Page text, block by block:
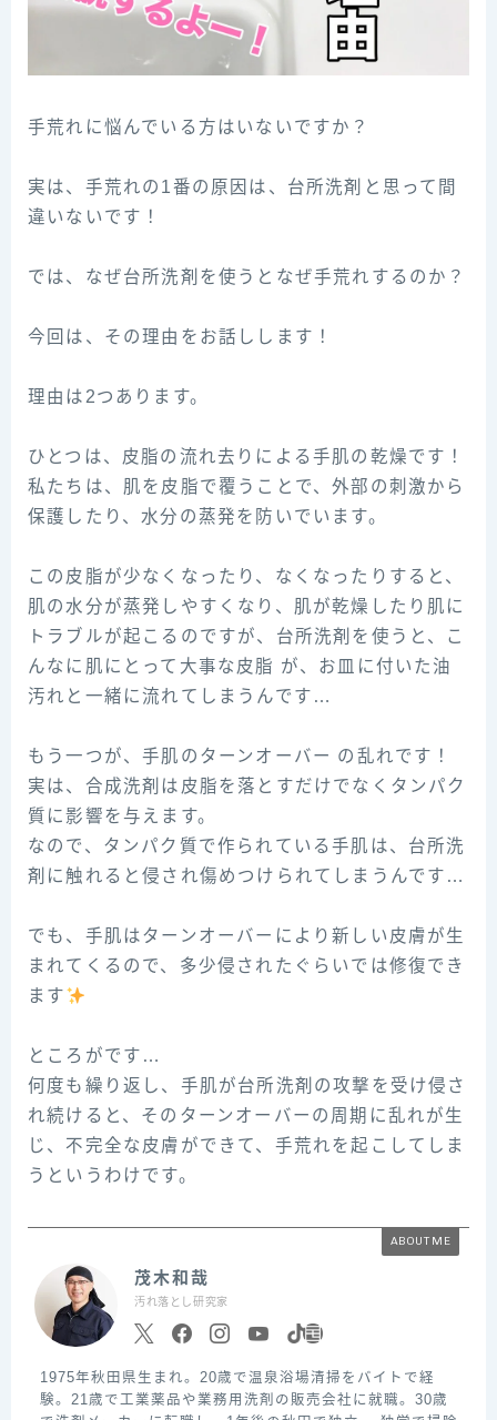
手荒れに悩んでいる方はいないですか？
実は、手荒れの1番の原因は、台所洗剤と思って間
違いないです！
では、なぜ台所洗剤を使うとなぜ手荒れするのか？
今回は、その理由をお話しします！
理由は2つあります。
ひとつは、皮脂の流れ去りによる手肌の乾燥です！
私たちは、肌を皮脂で覆うことで、外部の刺激から
保護したり、水分の蒸発を防いでいます。
この皮脂が少なくなったり、なくなったりすると、
肌の水分が蒸発しやすくなり、肌が乾燥したり肌に
トラブルが起こるのですが、台所洗剤を使うと、こ
んなに肌にとって大事な皮脂 が、お皿に付いた油
汚れと一緒に流れてしまうんです…
もう一つが、手肌のターンオーバー の乱れです！
実は、合成洗剤は皮脂を落とすだけでなくタンパク
質に影響を与えます。
なので、タンパク質で作られている手肌は、台所洗
剤に触れると侵され傷めつけられてしまうんです…
でも、手肌はターンオーバーにより新しい皮膚が生
まれてくるので、多少侵されたぐらいでは修復でき
ます
ところがです…
何度も繰り返し、手肌が台所洗剤の攻撃を受け侵さ
れ続けると、そのターンオーバーの周期に乱れが生
じ、不完全な皮膚ができて、手荒れを起こしてしま
うというわけです。
ABOUT ME
茂木和哉
汚れ落とし研究家
1975年秋田県生まれ。20歳で温泉浴場清掃をバイトで経
験。21歳で工業薬品や業務用洗剤の販売会社に就職。30歳